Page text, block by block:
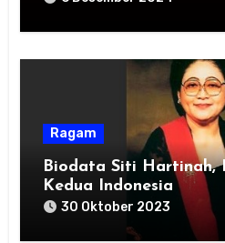
Ragam
Biodata Siti Hartinah,
Kedua Indonesia
30 Oktober 2023